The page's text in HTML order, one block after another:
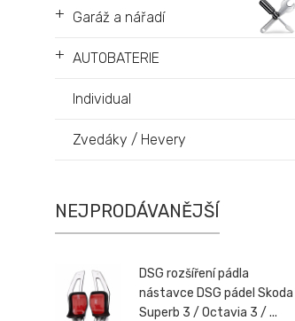
+ Garáž a nářadí
+ AUTOBATERIE
Individual
Zvedáky / Hevery
NEJPRODÁVANĚJŠÍ
DSG rozšíření pádla
nástavce DSG pádel Skoda
Superb 3 / Octavia 3 / ...